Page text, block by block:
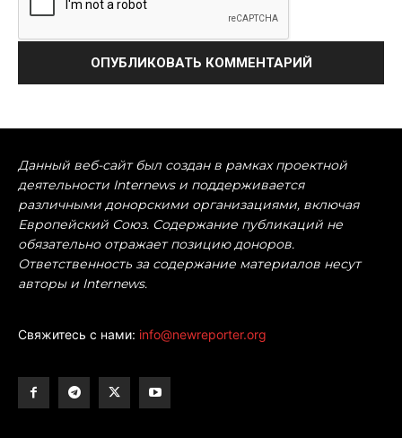
Данный веб-сайт был создан в рамках проектной
деятельности Internews и поддерживается
различными донорскими организациями, включая
Европейский Союз. Содержание публикаций не
обязательно отражает позицию доноров.
Ответственность за содержание материалов несут
авторы и Internews.
Свяжитесь с нами: info@newreporter.org